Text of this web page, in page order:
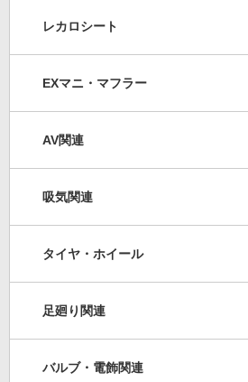
レカロシート
EXマニ・マフラー
AV関連
吸気関連
タイヤ・ホイール
足廻り関連
バルブ・電飾関連